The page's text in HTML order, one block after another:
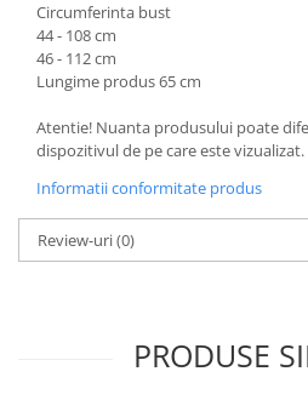
Circumferinta bust
44 - 108 cm
46 - 112 cm
Lungime produs 65 cm
Atentie! Nuanta produsului poate
dispozitivul de pe care este vizualizat.
Informatii conformitate produs
Review-uri(0)
PRODUSE